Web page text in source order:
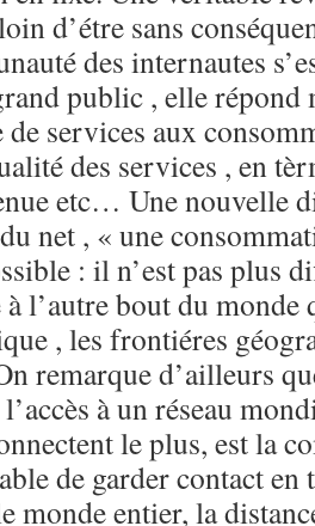
d’étre sans
des internautes
public , elle répond
services aux
des services , en
etc… Une nouvelle
net , « une
: il n’est pas plus
l’autre bout du monde
, les frontiéres
remarque d’ailleurs
à un réseau
le plus, est la
de garder contact en
monde entier, la